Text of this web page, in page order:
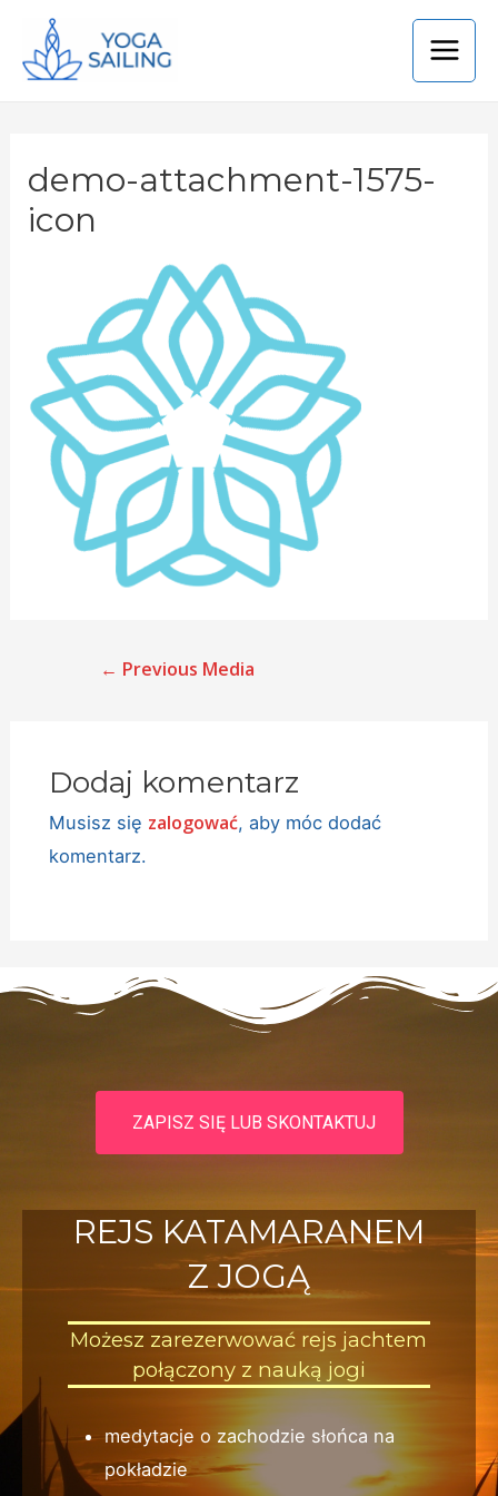
demo-attachment-1575-
icon
← Previous Media
Dodaj komentarz
Musisz się zalogować, aby móc dodać
komentarz.
REJS KATAMARANEM
Z JOGĄ
Możesz zarezerwować rejs jachtem
połączony z nauką jogi
medytacje o zachodzie słońca na
pokładzie
ZAPISZ SIĘ LUB SKONTAKTUJ